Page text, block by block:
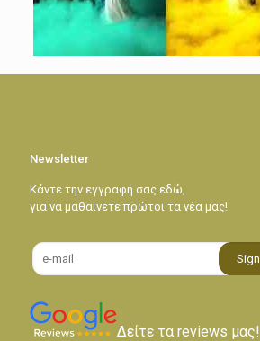
Newsletter
Κάντε την εγγραφή σας εδώ,
για να μαθαίνετε πρώτοι τα νέα μας!
Δείτε τα reviews μας!